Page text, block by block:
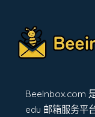
BeeInbox.com
edu 邮箱服务平